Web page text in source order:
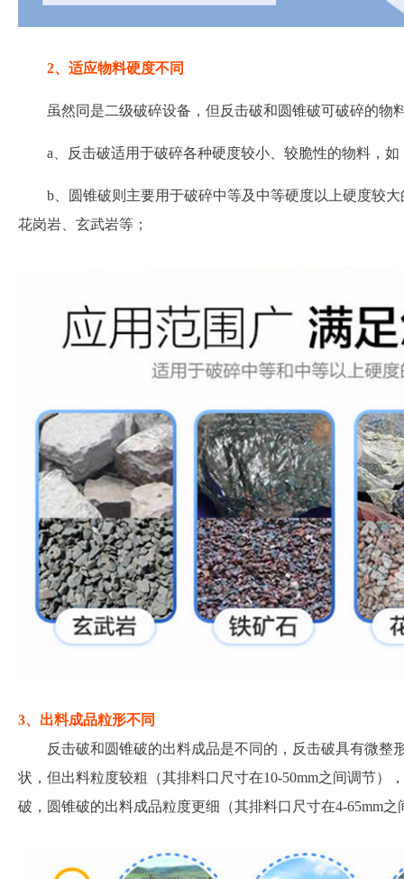
2、适应物料硬度不同
虽然同是二级破碎设备，但反击破和圆锥破可破碎的物
a、反击破适用于破碎各种硬度较小、较脆性的物料，
b、圆锥破则主要用于破碎中等及中等硬度以上硬度较
花岗岩、玄武岩等；
3、出料成品粒形不同
反击破和圆锥破的出料成品是不同的，反击破具有微整
状，但出料粒度较粗（其排料口尺寸在10-50mm之间调节）
破，圆锥破的出料成品粒度更细（其排料口尺寸在4-65mm